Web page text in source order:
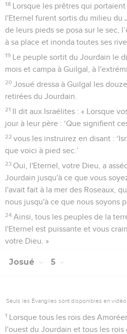
18 Lorsque les prêtres qui
l'Eternel furent sortis du milieu du
de leurs pieds se posa sur le sec,
à sa place et inonda toutes ses
19 Le peuple sortit du Jourdain le
mois et campa à Guilgal, à
20 Josué dressa à Guilgal les
retirées du Jourdain.
21 Il dit aux Israélites : « Lorsque
jour à leur père : ‘Que signifient
22 vous les instruirez en disant :
que voici à pied sec.’
23 Oui, l'Eternel, votre Dieu, a
Jourdain jusqu'à ce que vous
l'avait fait à la mer des Roseaux,
nous jusqu'à ce que nous soyons
24 Ainsi, tous les peuples de la
l'Eternel est puissante et vous
votre Dieu. »
Josué 5
Seuls les Évangiles sont disponibles en vidéo
1 Lorsque tous les rois des
l'ouest du Jourdain et tous les rois